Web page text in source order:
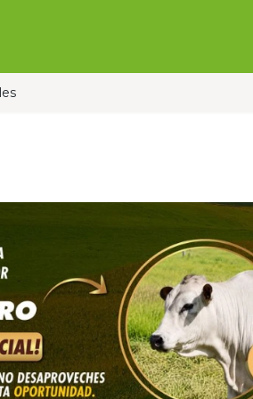
comprar y vender tu ganado
y la transparencia de Fedegán,
COMPRA VENDE